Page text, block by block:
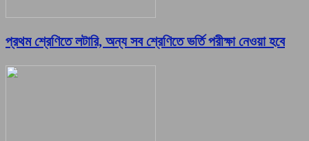
প্রথম শ্রেণিতে লটারি, অন্য সব শ্রেণিতে ভর্তি পরীক্ষা নেওয়া হবে